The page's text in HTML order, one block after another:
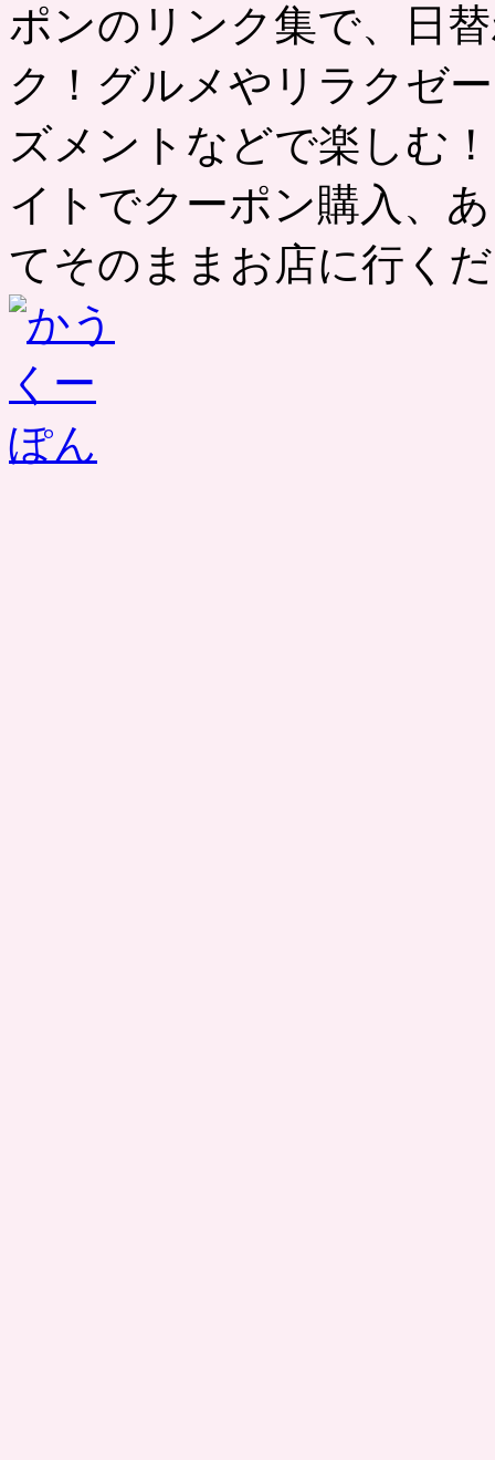
ポンのリンク集で、日
ク！グルメやリラクゼ
ズメントなどで楽しむ
イトでクーポン購入、
てそのままお店に行く